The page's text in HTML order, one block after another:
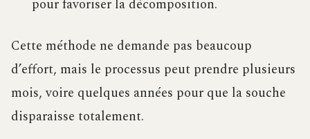
pour favoriser la décomposition.
Cette méthode ne demande pas beaucoup
d’effort, mais le processus peut prendre plusieurs
mois, voire quelques années pour que la souche
disparaisse totalement.